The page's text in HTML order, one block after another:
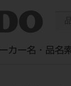
カー名・品名